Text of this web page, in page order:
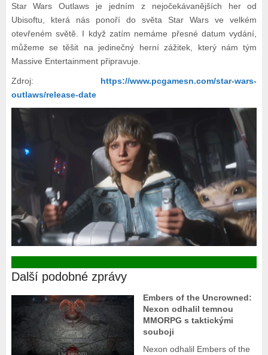
Star Wars Outlaws je jedním z nejočekávanějších her od
Ubisoftu, která nás ponoří do světa Star Wars ve velkém
otevřeném světě. I když zatím nemáme přesné datum vydání,
můžeme se těšit na jedinečný herní zážitek, který nám tým
Massive Entertainment připravuje.
Zdroj: https://www.pcgamesn.com/star-wars-
outlaws/release-date
Další podobné zprávy
Embers of the Uncrowned:
Nexon odhalil temnou
MMORPG s taktickými
souboji
Nexon odhalil Embers of the